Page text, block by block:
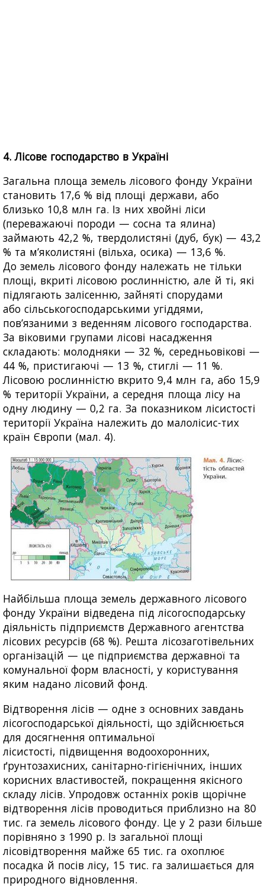
4. Лісове господарство в Україні
Загальна площа земель лісового фонду України
становить 17,6 % від площі держави, або
близько 10,8 млн га. Із них хвойні ліси
(переважаючі породи — сосна та ялина)
займають 42,2 %, твердолистяні (дуб, бук) — 43,2
% та м’яколистяні (вільха, осика) — 13,6 %.
До земель лісового фонду належать не тільки
площі, вкриті лісовою рослинністю, але й ті, які
підлягають залісенню, зайняті спорудами
або сільськогосподарськими угіддями,
пов’язаними з веденням лісового господарства.
За віковими групами лісові насадження
складають: молодняки — 32 %, середньовікові —
44 %, пристигаючі — 13 %, стиглі — 11 %.
Лісовою рослинністю вкрито 9,4 млн га, або 15,9
% території України, а середня площа лісу на
одну людину — 0,2 га. За показником лісистості
території Україна належить до малолісис-тих
країн Європи (мал. 4).
Найбільша площа земель державного лісового
фонду України відведена під лісогосподарську
діяльність підприємств Державного агентства
лісових ресурсів (68 %). Решта лісозаготівельних
організацій — це підприємства державної та
комунальної форм власності, у користування
яким надано лісовий фонд.
Відтворення лісів — одне з основних завдань
лісогосподарської діяльності, що здійснюється
для досягнення оптимальної
лісистості, підвищення водоохоронних,
ґрунтозахисних, санітарно-гігієнічних, інших
корисних властивостей, покращення якісного
складу лісів. Упродовж останніх років щорічне
відтворення лісів проводиться приблизно на 80
тис. га земель лісового фонду. Це у 2 рази більше
порівняно з 1990 р. Із загальної площі
лісовідтворення майже 65 тис. га охоплює
посадка й посів лісу, 15 тис. га залишається для
природного відновлення.